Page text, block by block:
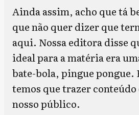
Ainda assim, acho que tá
que não quer dizer que
aqui. Nossa editora disse
ideal para a matéria era
bate-bola, pingue pongue.
temos que trazer
nosso público.